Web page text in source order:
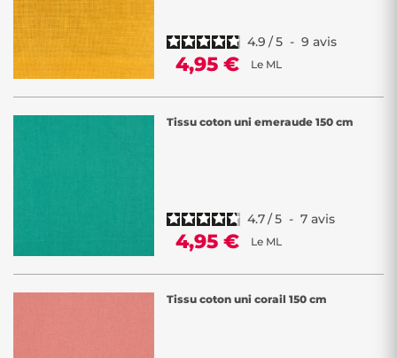
4.9 /5 - 9 avis
4,95 € Le ML
Tissu coton uni emeraude 150 cm
4.7/5 - 7 avis
4,95 € Le ML
Tissu coton uni corail 150 cm